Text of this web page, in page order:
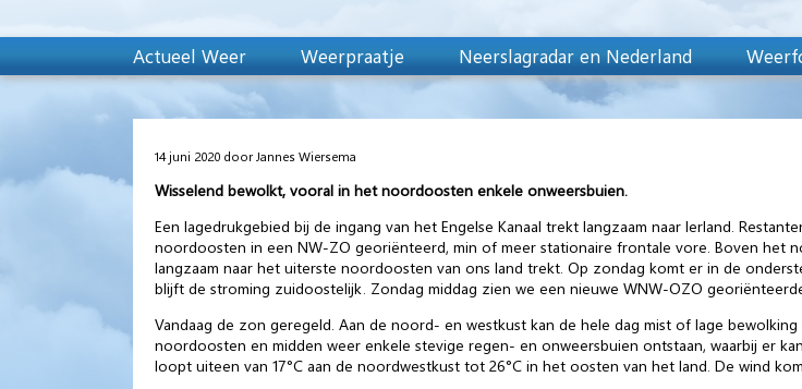
Actueel Weer Weerpraatje Neerslagradar en Nederland
14 juni 2020 door Jannes Wiersema
Wisselend bewolkt, vooral in het noordoosten enkele onweersbuien.
Een lagedrukgebied bij de ingang van het Engelse Kanaal trekt langzaam naar Ierland.
noordoosten in een NW-ZO georiënteerd, min of meer stationaire frontale vore. Boven het
langzaam naar het uiterste noordoosten van ons land trekt. Op zondag komt er in de
blijft de stroming zuidoostelijk. Zondag middag zien we een nieuwe WNW-OZO
Vandaag de zon geregeld. Aan de noord- en westkust kan de hele dag mist of lage
noordoosten en midden weer enkele stevige regen- en onweersbuien ontstaan, waarbij er
loopt uiteen van 17°C aan de noordwestkust tot 26°C in het oosten van het land. De wind